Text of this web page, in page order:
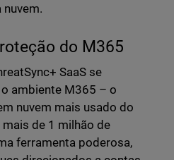
nuvem.
do M365
SaaS se
ambiente M365 – o
nuvem mais usado do
de 1 milhão de
ferramenta poderosa,